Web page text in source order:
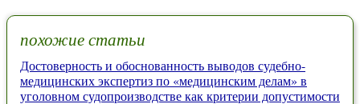
похожие статьи
Достоверность и обоснованность выводов судебно-
медицинских экспертиз по «медицинским делам» в
уголовном судопроизводстве как критерии допустимости